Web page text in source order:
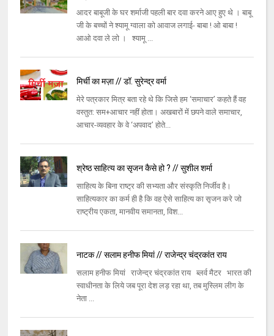
आदर बाबूजी के घर शर्माजी पहली बार दवा करने आए हुए थे । बाबू
जी के बच्चों ने श्यामू ग्वाला को आवाज लगाई- बाबा ! ओ बाबा !
आओ दवा ले लो । श्यामू ...
मिर्ची का मज़ा // डॉ. सुरेन्द्र वर्मा
मेरे पत्रकार मित्र बता रहे थे कि जिसे हम ‘समाचार’ कहते हैं वह
वस्तुत: सम+आचार नहीं होता। अखबारों में छपने वाले समाचार,
आचार-व्यवहार के वे ‘अपवाद’ होते...
श्रेष्ठ साहित्य का सृजन कैसे हो ? // सुशील शर्मा
साहित्य के बिना राष्ट्र की सभ्यता और संस्कृति निर्जीव है।
साहित्यकार का कर्म ही है कि वह ऐसे साहित्य का सृजन करे जो
राष्ट्रीय एकता, मानवीय समानता, विश...
नाटक // सलाम हनीफ मियां // राजेन्द्र चंद्रकांत राय
सलाम हनीफ मियां राजेन्द्र चंद्रकांत राय ब्लर्व मैटर भारत की
स्वाधीनता के लिये जब पूरा देश लड़ रहा था, तब मुस्लिम लीग के
नेता ...